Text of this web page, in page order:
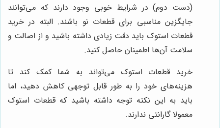
(دست دوم) در شرایط خوبی وجود دارند که می‌توانند
جایگزین مناسبی برای قطعات نو باشند. البته در خرید
قطعات استوک باید دقت زیادی داشته باشید و از اصالت و
سلامت آن‌ها اطمینان حاصل کنید.
خرید قطعات استوک می‌تواند به شما کمک کند تا
هزینه‌های خود را به طور قابل توجهی کاهش دهید، اما
باید به این نکته توجه داشته باشید که قطعات استوک
معمولا گارانتی ندارند.